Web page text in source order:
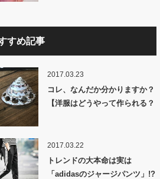
すめ記事
2017.03.23
コレ、なんだか分かりますか？
【洋服はどうやって作られる？
2017.03.22
トレンドの大本命は実は
「adidasのジャージパンツ」!?